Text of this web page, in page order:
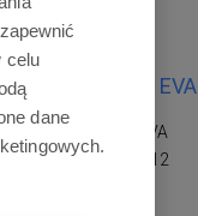
do Roidmi EVA
do Roidmi EVA
w ciągu 6 - 12
celu
dane